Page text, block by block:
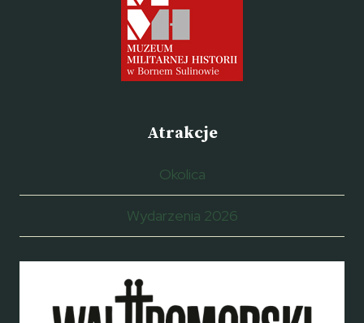
Atrakcje
Okolica
Wydarzenia 2026